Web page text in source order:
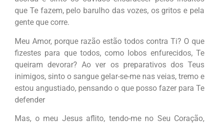
que Te fazem, pelo barulho das vozes, os gritos e pela
gente que corre.
Meu Amor, porque razão estão todos contra Ti? O que
fizestes para que todos, como lobos enfurecidos, Te
queiram devorar? Ao ver os preparativos dos Teus
inimigos, sinto o sangue gelar-se-me nas veias, tremo e
estou angustiado, pensando o que posso fazer para Te
defender
Mas, o meu Jesus aflito, tendo-me no Seu Coração,